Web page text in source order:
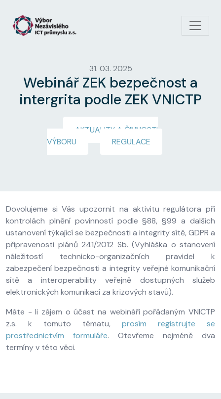
31. 03. 2025
Webinář ZEK bezpečnost a
intergrita podle ZEK VNICTP
AKTUALITY A ČINNOSTI
VÝBORU
REGULACE
Dovolujeme si Vás upozornit na aktivitu regulátora při
kontrolách plnění povinností podle §88, §99 a dalších
ustanovení týkající se bezpečnosti a integrity sítě, GDPR a
připravenosti plánů 241/2012 Sb. (Vyhláška o stanovení
náležitostí technicko-organizačních pravidel k
zabezpečení bezpečnosti a integrity veřejné komunikační
sítě a interoperability veřejně dostupných služeb
elektronických komunikací za krizových stavů).
Máte - li zájem o účast na webináři pořádaným VNICTP
z.s. k tomuto tématu, prosím registrujte se
prostřednictvím formuláře. Otevřeme nejméně dva
termíny v této věci.